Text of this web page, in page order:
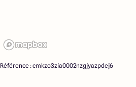
Référence : cmkzo3zia0002nzgjyazpdej6